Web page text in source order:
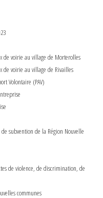
de voirie au village de Morterolles
de voirie au village de Rivailles
Volontaire (PAV)
subvention de la Région Nouvelle
de violence, de discrimination, de
communes